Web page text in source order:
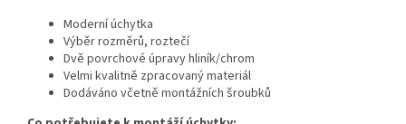
Moderní úchytka
Výběr rozměrů, roztečí
Dvě povrchové úpravy hliník/chrom
Velmi kvalitně zpracovaný materiál
Dodáváno včetně montážních šroubků